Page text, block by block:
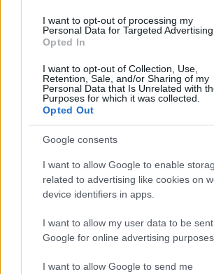
I want to opt-out of processing my
Personal Data for Targeted Advertising.
Opted In
I want to opt-out of Collection, Use,
Retention, Sale, and/or Sharing of my
Personal Data that Is Unrelated with
Purposes for which it was collected.
Opted Out
Google consents
I want to allow Google to enable
related to advertising like cookies on
device identifiers in apps.
I want to allow my user data to be
Google for online advertising purposes.
I want to allow Google to send me
Diana Bianchedi capodelegazione
Matteo Pellegrino · 10 Ago 2026